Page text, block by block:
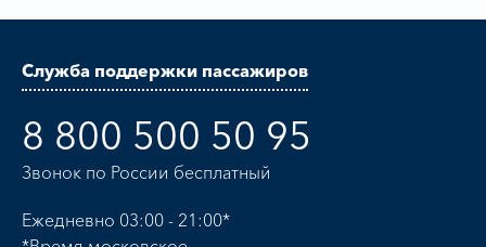
Служба поддержки пассажиров
8 800 500 50 95
Звонок по России бесплатный
Ежедневно 03:00 - 21:00*